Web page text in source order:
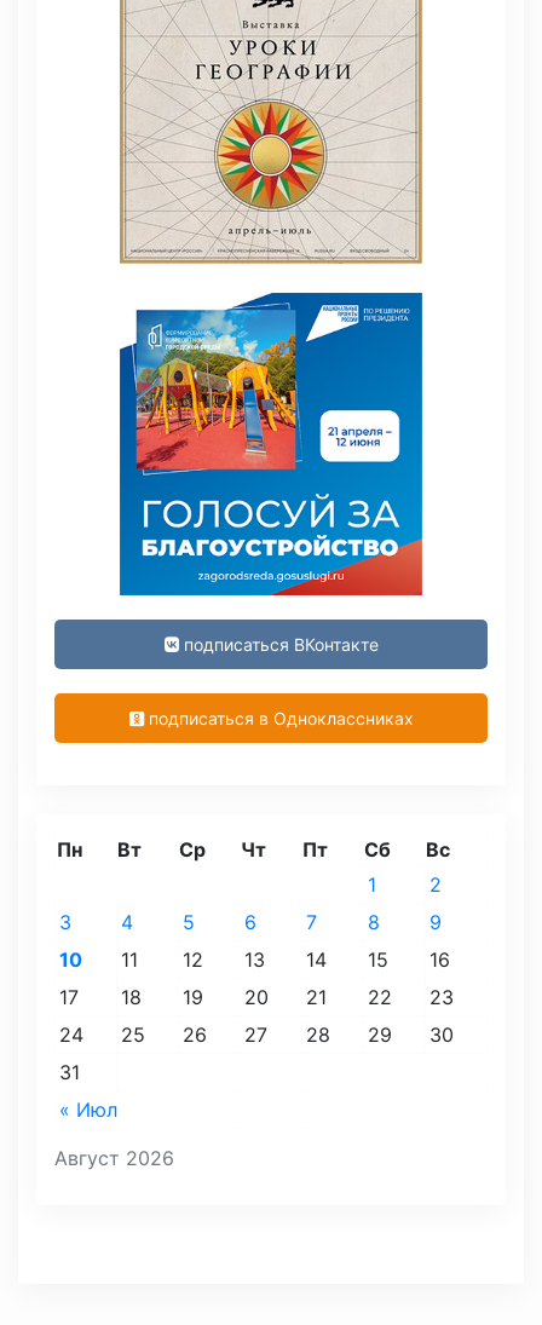
подписаться ВКонтакте
подписаться в Одноклассниках
Август 2026
Пн Вт Ср Чт Пт Сб Вс
« Июл
1
2
3
4 5 6 7 8
9
10
11 12 13 14 15
16
17
18 19 20 21 22
23
24
25 26 27 28 29
30
31